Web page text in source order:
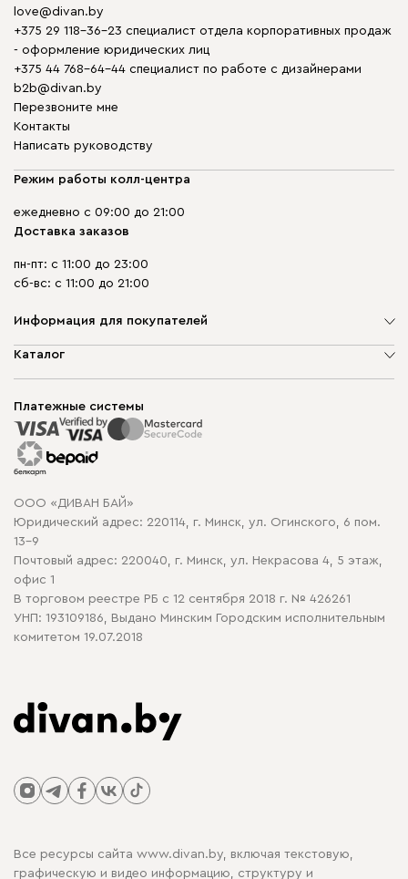
love@divan.by
+375 29 118-36-23 специалист отдела корпоративных продаж
- оформление юридических лиц
+375 44 768-64-44 специалист по работе с дизайнерами
b2b@divan.by
Перезвоните мне
Контакты
Написать руководству
Режим работы колл-центра
ежедневно с 09:00 до 21:00
Доставка заказов
пн-пт: с 11:00 до 23:00
сб-вс: с 11:00 до 21:00
Информация для покупателей
О компании
Способы оплаты
Рассрочка и кредит
Гарантия
Карта сайта
Политика конфиденциальности
Политика в отношении обработки cookie
Каталог
Корпусная мебель
Распродажа мебели
Платежные системы
ООО «ДИВАН БАЙ»
Юридический адрес: 220114, г. Минск, ул. Огинского, 6 пом.
13-9
Почтовый адрес: 220040, г. Минск, ул. Некрасова 4, 5 этаж,
офис 1
В торговом реестре РБ с 12 сентября 2018 г. № 426261
УНП: 193109186, Выдано Минским Городским исполнительным
комитетом 19.07.2018
Все ресурсы сайта www.divan.by, включая текстовую,
графическую и видео информацию, структуру и